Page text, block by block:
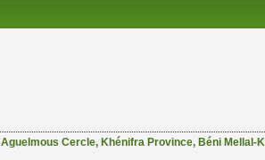
Aguelmous Cercle, Khénifra Province, Béni Mellal-